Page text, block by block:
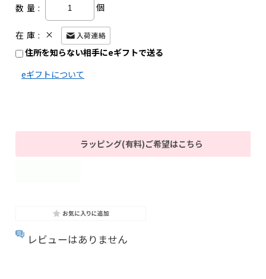
数量: 個
在庫: ×
住所を知らない相手にeギフトで送る
eギフトについて
ラッピング(有料)ご希望はこちら
レビューはありません